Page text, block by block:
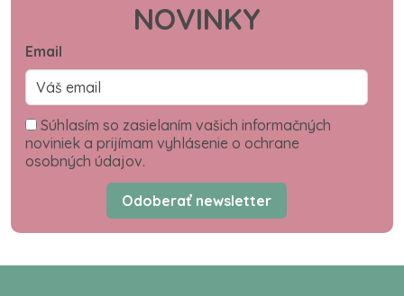
NOVINKY
Email
Súhlasím so zasielaním vašich informačných
noviniek a prijímam vyhlásenie o ochrane
osobných údajov.
Odoberať newsletter